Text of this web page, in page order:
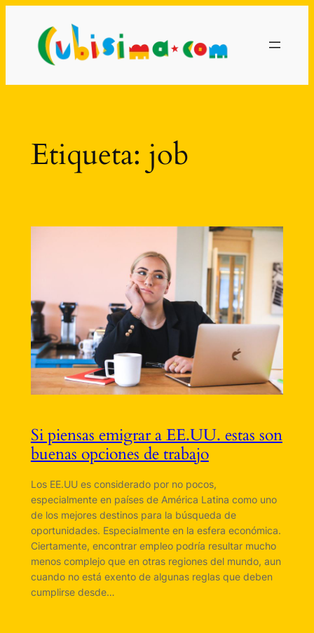
contenido
Etiqueta: job
Si piensas emigrar a EE.UU. estas son
buenas opciones de trabajo
Los EE.UU es considerado por no pocos,
especialmente en países de América Latina como uno
de los mejores destinos para la búsqueda de
oportunidades. Especialmente en la esfera económica.
Ciertamente, encontrar empleo podría resultar mucho
menos complejo que en otras regiones del mundo, aun
cuando no está exento de algunas reglas que deben
cumplirse desde…